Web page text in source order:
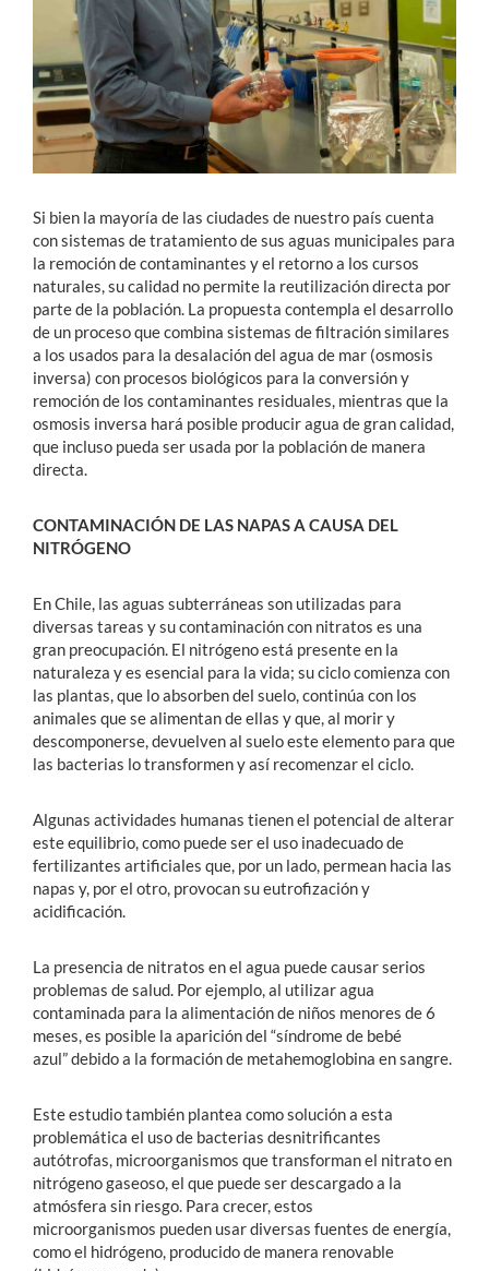
Si bien la mayoría de las ciudades de nuestro país cuenta
con sistemas de tratamiento de sus aguas municipales para
la remoción de contaminantes y el retorno a los cursos
naturales, su calidad no permite la reutilización directa por
parte de la población. La propuesta contempla el desarrollo
de un proceso que combina sistemas de filtración similares
a los usados para la desalación del agua de mar (osmosis
inversa) con procesos biológicos para la conversión y
remoción de los contaminantes residuales, mientras que la
osmosis inversa hará posible producir agua de gran calidad,
que incluso pueda ser usada por la población de manera
directa.
CONTAMINACIÓN DE LAS NAPAS A CAUSA DEL
NITRÓGENO
En Chile, las aguas subterráneas son utilizadas para
diversas tareas y su contaminación con nitratos es una
gran preocupación. El nitrógeno está presente en la
naturaleza y es esencial para la vida; su ciclo comienza con
las plantas, que lo absorben del suelo, continúa con los
animales que se alimentan de ellas y que, al morir y
descomponerse, devuelven al suelo este elemento para que
las bacterias lo transformen y así recomenzar el ciclo.
Algunas actividades humanas tienen el potencial de alterar
este equilibrio, como puede ser el uso inadecuado de
fertilizantes artificiales que, por un lado, permean hacia las
napas y, por el otro, provocan su eutrofización y
acidificación.
La presencia de nitratos en el agua puede causar serios
problemas de salud. Por ejemplo, al utilizar agua
contaminada para la alimentación de niños menores de 6
meses, es posible la aparición del “síndrome de bebé
azul” debido a la formación de metahemoglobina en sangre.
Este estudio también plantea como solución a esta
problemática el uso de bacterias desnitrificantes
autótrofas, microorganismos que transforman el nitrato en
nitrógeno gaseoso, el que puede ser descargado a la
atmósfera sin riesgo. Para crecer, estos
microorganismos pueden usar diversas fuentes de energía,
como el hidrógeno, producido de manera renovable